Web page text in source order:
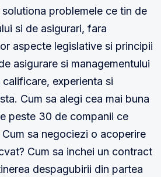
problemele ce tin de
si de asigurari, fara
aspecte legislative si principii
asigurare si managementului
experienta si
Cum sa alegi cea mai buna
peste 30 de companii ce
sa negociezi o acoperire
Cum sa inchei un contract
despagubirii din partea